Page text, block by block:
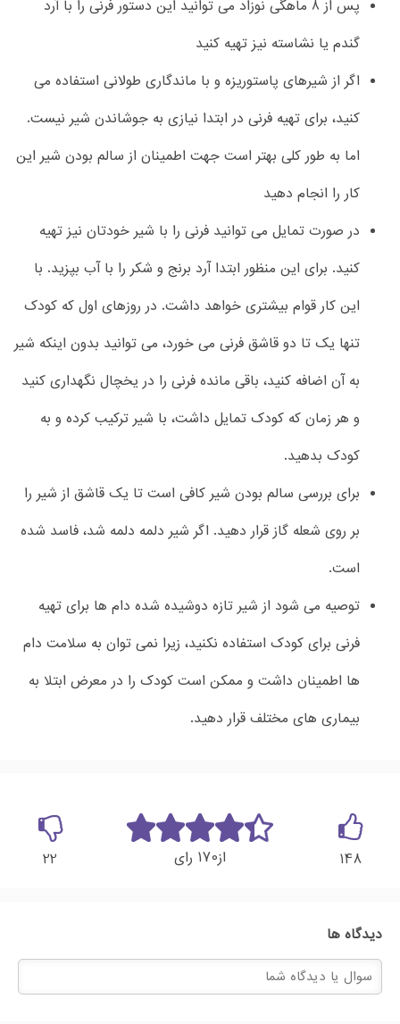
پس از 8 ماهگی نوزاد می توانید این دستور فرنی را با آرد
گندم یا نشاسته نیز تهیه کنید
اگر از شیرهای پاستوریزه و با ماندگاری طولانی استفاده می
کنید، برای تهیه فرنی در ابتدا نیازی به جوشاندن شیر نیست.
اما به طور کلی بهتر است جهت اطمینان از سالم بودن شیر این
کار را انجام دهید
در صورت تمایل می توانید فرنی را با شیر خودتان نیز تهیه
کنید. برای این منظور ابتدا آرد برنج و شکر را با آب بپزید. با
این کار قوام بیشتری خواهد داشت. در روزهای اول که کودک
تنها یک تا دو قاشق فرنی می خورد، می توانید بدون اینکه شیر
به آن اضافه کنید، باقی مانده فرنی را در یخچال نگهداری کنید
و هر زمان که کودک تمایل داشت، با شیر ترکیب کرده و به
کودک بدهید.
برای بررسی سالم بودن شیر کافی است تا یک قاشق از شیر را
بر روی شعله گاز قرار دهید. اگر شیر دلمه دلمه شد، فاسد شده
است.
توصیه می شود از شیر تازه دوشیده شده دام ها برای تهیه
فرنی برای کودک استفاده نکنید، زیرا نمی توان به سلامت دام
ها اطمینان داشت و ممکن است کودک را در معرض ابتلا به
بیماری های مختلف قرار دهید.
از170 رای 148
22
دیدگاه ها